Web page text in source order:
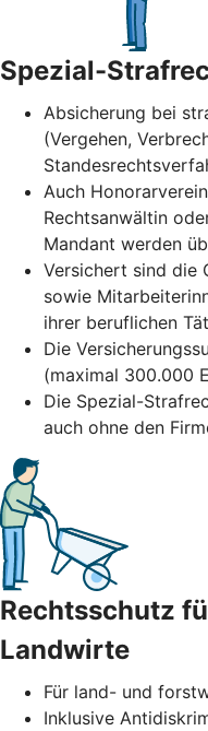
Spezial-
Absicherung bei
(Vergehen,
Auch
Rechtsanwältin
Mandant werden
Versichert sind die
sowie
ihrer beruflichen
Die
(maximal 300.000
Die Spezial-
auch ohne den
Rechtsschutz
Landwirte
Für land- und
Inklusive